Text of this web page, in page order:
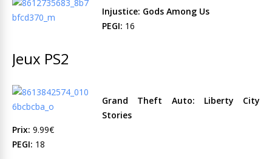
Injustice: Gods Among Us
PEGI: 16
Jeux PS2
Grand Theft Auto: Liberty City
Stories
Prix: 9.99€
PEGI: 18